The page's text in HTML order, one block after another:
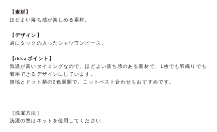
【素材】
ほどよい落ち感が楽しめる素材。
【デザイン】
肩にタックの入ったシャツワンピース。
【ikkaポイント】
気温が高いタイミングなので、ほどよい落ち感のある素材で、1枚でも羽織りでも
着用できるデザインにしています。
無地とドット柄の2色展開で、ニットベスト合わせもおすすめです。
［洗濯方法］
洗濯の際はネットを使用してください